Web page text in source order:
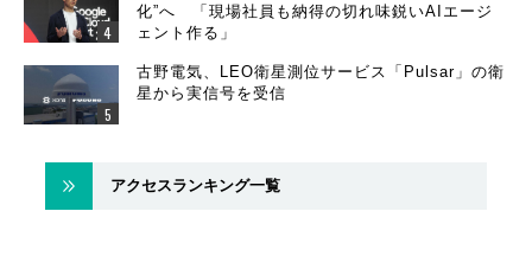
化”へ 「現場社員も納得の切れ味鋭いAIエージ
ェント作る」
古野電気、LEO衛星測位サービス「Pulsar」の衛
星から実信号を受信
アクセスランキング一覧